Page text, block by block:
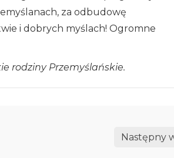
za odbudowę
i dobrych myślach! Ogromne
rodziny Przemyślańskie.
Następny